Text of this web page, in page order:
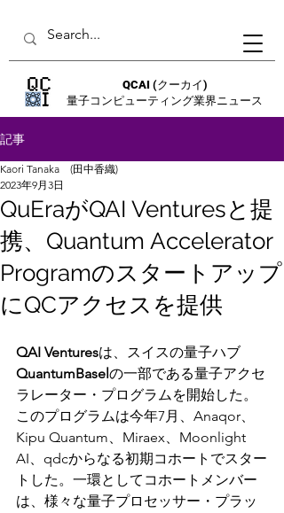
QCAI (クーカイ)
量子コンピューティング業界ニュース
記事
QuEraがQAI Venturesと提
携、Quantum Accelerator
Programのスタートアップ
にQCアクセスを提供
Kaori Tanaka (田中香織)
2023年9月3日
QAI Venturesは、スイスの量子ハブ
QuantumBaselの一部である量子アクセ
ラレーター・プログラムを開始した。
このプログラムは今年7月、Anaqor、
Kipu Quantum、Miraex、Moonlight
AI、qdcからなる初期コホートでスター
トした。一環としてコホートメンバー
は、様々な量子プロセッサー・プラッ